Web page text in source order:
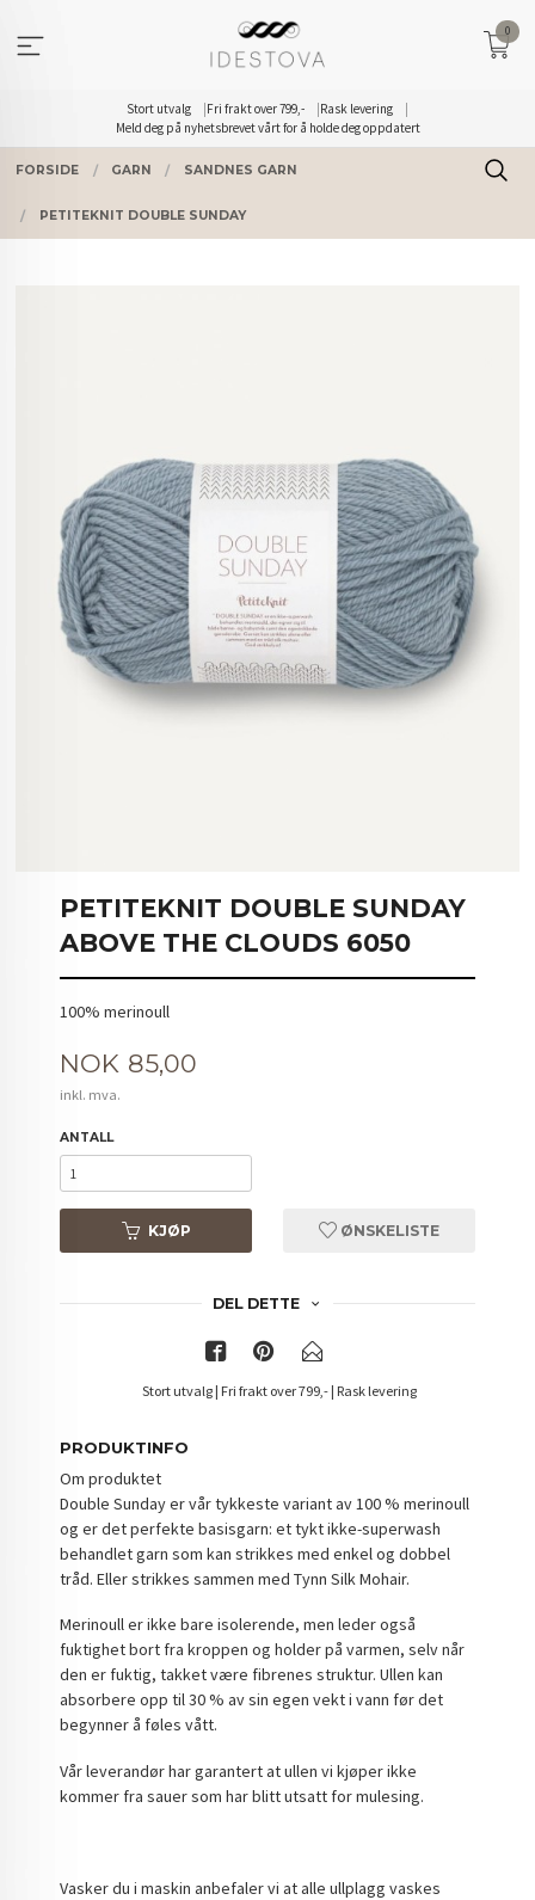
innholdet
Stort utvalg Fri frakt over 799,-
Rask levering
Meld deg på nyhetsbrevet vårt for å holde deg oppdatert
0
FORSIDE GARN SANDNES GARN
PETITEKNIT DOUBLE SUNDAY
PETITEKNIT DOUBLE SUNDAY
ABOVE THE CLOUDS 6050
100% merinoull
Pris
NOK 85,00
inkl. mva.
ANTALL
KJØP ØNSKELISTE
DEL DETTE
Stort utvalg | Fri frakt over 799,- | Rask levering
PRODUKTINFO
Om produktet
Double Sunday er vår tykkeste variant av 100 % merinoull
og er det perfekte basisgarn: et tykt ikke-superwash
behandlet garn som kan strikkes med enkel og dobbel
tråd. Eller strikkes sammen med Tynn Silk Mohair.
Merinoull er ikke bare isolerende, men leder også
fuktighet bort fra kroppen og holder på varmen, selv når
den er fuktig, takket være fibrenes struktur. Ullen kan
absorbere opp til 30 % av sin egen vekt i vann før det
begynner å føles vått.
Vår leverandør har garantert at ullen vi kjøper ikke
kommer fra sauer som har blitt utsatt for mulesing.
Vasker du i maskin anbefaler vi at alle ullplagg vaskes